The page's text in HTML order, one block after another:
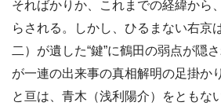
そればかりか、これまでの経緯から
らされる。しかし、ひるまない右京
二）が遺した“鍵”に鶴田の弱点が隠
が一連の出来事の真相解明の足掛か
と亘は、青木（浅利陽介）をともな